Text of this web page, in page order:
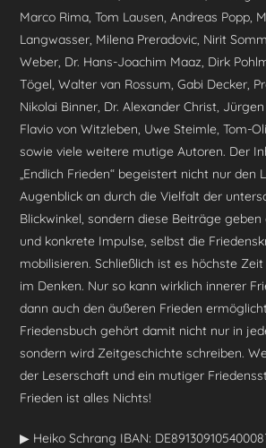
Marco Rima, Tom Lausen, Andreas Popp,
Langwasser, Milena Preradovic, Nirit
Weber, Dr. Hans-Joachim Maaz, Dirk
Tögel, Walter van Rossum, Gabi Decker,
Nikolai Binner, Dr. Alexander Christ,
Flavio von Witzleben, Uwe Steimle, Tom-
sowie viele weitere mutige Autoren. Der
„Endlich Frieden“ begeistert nicht nur den
Augenblick an durch die Vielfalt der
Blickwinkel, sondern diese Beiträge
und konkrete Impulse, selbst die
mobilisieren. Schließlich ist es höchste
im Denken. Nur so kann wirklich innerer
dann auch den äußeren Frieden
Friedensbuch gehört damit nicht nur in
sondern wird Zeitgeschichte schreiben.
der Leserschaft und ein mutiger
Frieden ist alles Nichts!
▶ Heiko Schrang IBAN: